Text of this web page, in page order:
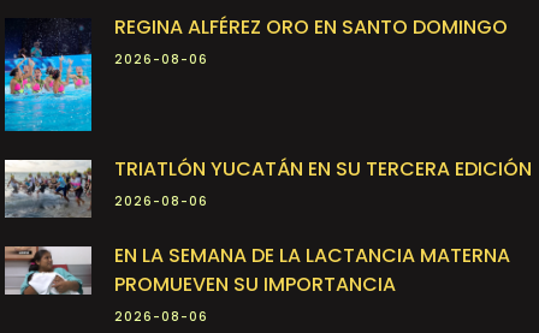
REGINA ALFÉREZ ORO EN SANTO DOMINGO
2026-08-06
TRIATLÓN YUCATÁN EN SU TERCERA EDICIÓN
2026-08-06
EN LA SEMANA DE LA LACTANCIA MATERNA
PROMUEVEN SU IMPORTANCIA
2026-08-06